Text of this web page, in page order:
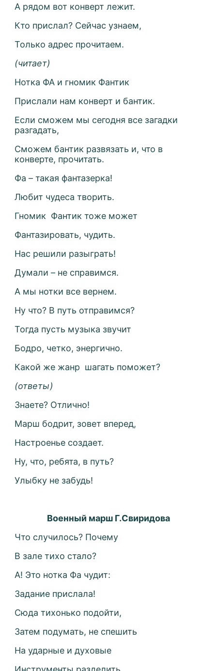
А рядом вот конверт лежит.
Кто прислал? Сейчас узнаем,
Только адрес прочитаем.
(читает)
Нотка ФА и гномик Фантик
Прислали нам конверт и бантик.
Если сможем мы сегодня все загадки
разгадать,
Сможем бантик развязать и, что в
конверте, прочитать.
Фа – такая фантазерка!
Любит чудеса творить.
Гномик Фантик тоже может
Фантазировать, чудить.
Нас решили разыграть!
Думали – не справимся.
А мы нотки все вернем.
Ну что? В путь отправимся?
Тогда пусть музыка звучит
Бодро, четко, энергично.
Какой же жанр шагать поможет?
(ответы)
Знаете? Отлично!
Марш бодрит, зовет вперед,
Настроенье создает.
Ну, что, ребята, в путь?
Улыбку не забудь!
Военный марш Г.Свиридова
Что случилось? Почему
В зале тихо стало?
А! Это нотка Фа чудит:
Задание прислала!
Сюда тихонько подойти,
Затем подумать, не спешить
На ударные и духовые